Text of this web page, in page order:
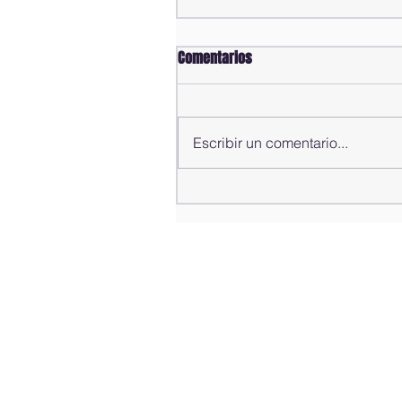
Comentarios
Escribir un comentario...